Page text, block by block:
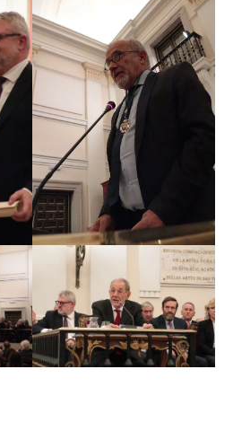
que había sido suprimido en
Patronato Nacional de Museos.
la Fundación de Amigos del
tenido gran protagonismo y
treinta años, razón por la cual
esta Medalla de la Academia.
del Prado entre otros
el entonces ministro de
con nosotros como
propuso al Consejo
del primer Decreto de
1993-94 se llegó al pacto
al Museo del Prado de las
dos años después se
y conservadoras.
Alborch, se convocó el
para ampliar el Prado